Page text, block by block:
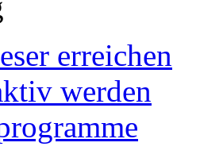
erreichen
werden